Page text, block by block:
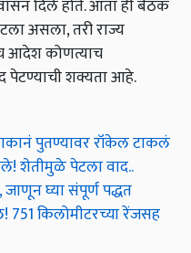
दिले होते. आता ही बैठक
असला, तरी राज्य
आदेश कोणत्याच
पेटण्याची शक्यता आहे.
पुतण्यावर रॉकेल टाकलं
शेतीमुळे पेटला वाद..
घ्या संपूर्ण पद्धत
751 किलोमीटरच्या रेंजसह